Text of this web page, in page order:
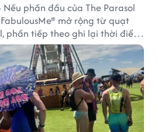
Nếu phần đầu của The Parasol
mở rộng từ quạt
phần tiếp theo ghi lại thời điểm
đón nhận và dần vượt khỏi
thường.